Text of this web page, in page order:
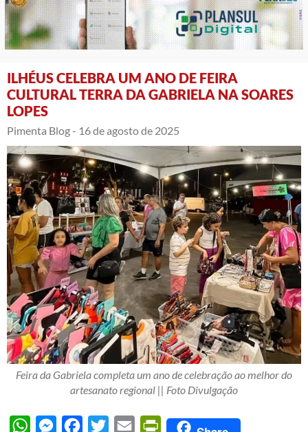
ILHÉUS CELEBRA UM ANO DE FEIRA
CULTURAL TERRA DA GABRIELA NA SOARES
LOPES
Pimenta Blog - 16 de agosto de 2025
Feira da Gabriela completa um ano de celebração ao melhor do
artesanato regional || Foto Divulgação
WhatsAppMessengerFacebook
Twitter Email PrintFriendly